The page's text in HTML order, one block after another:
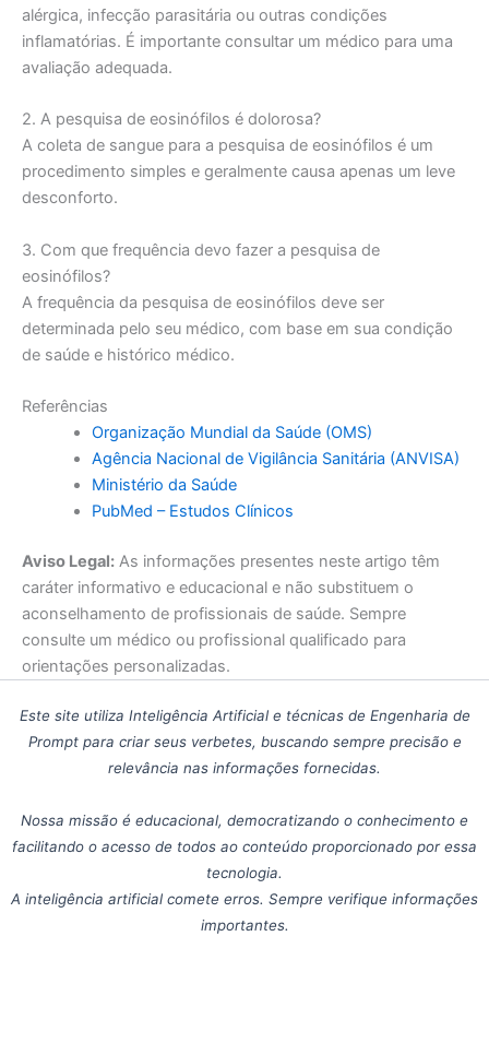
alérgica, infecção parasitária ou outras condições
inflamatórias. É importante consultar um médico para uma
avaliação adequada.
2. A pesquisa de eosinófilos é dolorosa?
A coleta de sangue para a pesquisa de eosinófilos é um
procedimento simples e geralmente causa apenas um leve
desconforto.
3. Com que frequência devo fazer a pesquisa de
eosinófilos?
A frequência da pesquisa de eosinófilos deve ser
determinada pelo seu médico, com base em sua condição
de saúde e histórico médico.
Referências
Organização Mundial da Saúde (OMS)
Agência Nacional de Vigilância Sanitária (ANVISA)
Ministério da Saúde
PubMed – Estudos Clínicos
Aviso Legal: As informações presentes neste artigo têm
caráter informativo e educacional e não substituem o
aconselhamento de profissionais de saúde. Sempre
consulte um médico ou profissional qualificado para
orientações personalizadas.
Este site utiliza Inteligência Artificial e técnicas de Engenharia de
Prompt para criar seus verbetes, buscando sempre precisão e
relevância nas informações fornecidas.
Nossa missão é educacional, democratizando o conhecimento e
facilitando o acesso de todos ao conteúdo proporcionado por essa
tecnologia.
A inteligência artificial comete erros. Sempre verifique informações
importantes.